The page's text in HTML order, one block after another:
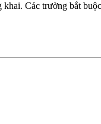
khai. Các trường bắt